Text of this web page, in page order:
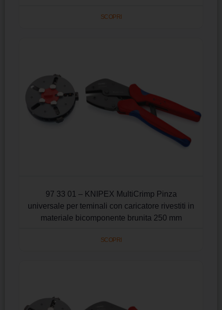
SCOPRI
97 33 01 – KNIPEX MultiCrimp Pinza
universale per teminali con caricatore rivestiti in
materiale bicomponente brunita 250 mm
SCOPRI